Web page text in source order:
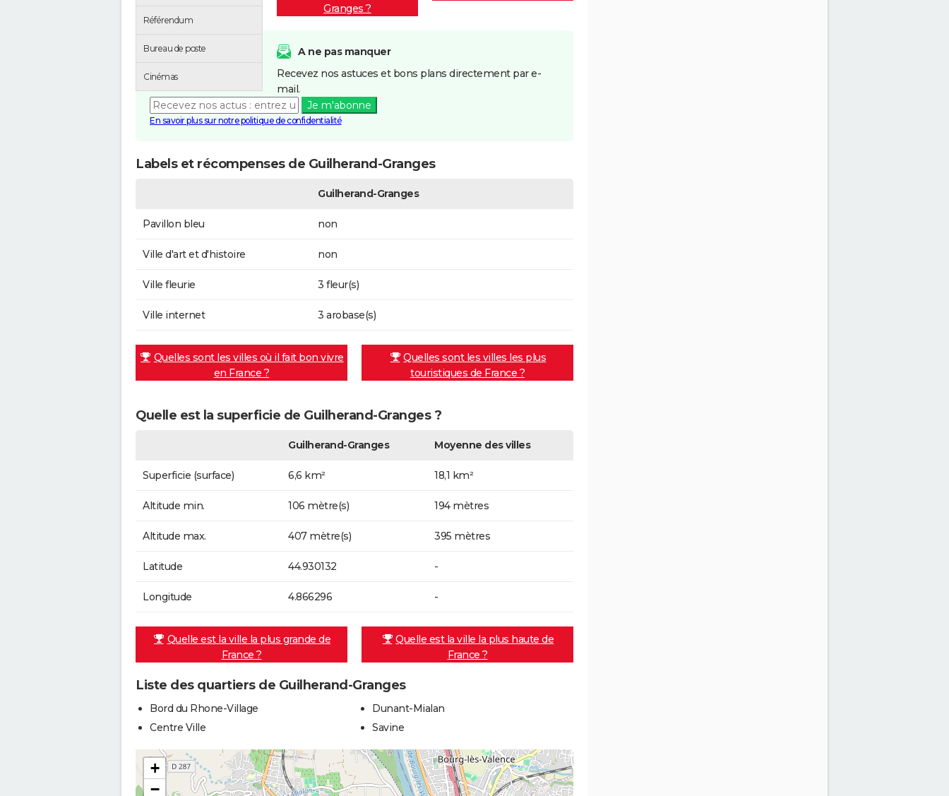
Référendum
Bureau de poste
Cinémas
Granges ?
A ne pas manquer
Recevez nos astuces et bons plans directement par e-
mail.
Je m'abonne
En savoir plus sur notre politique de confidentialité
Labels et récompenses de Guilherand-Granges
Guilherand-Granges
Pavillon bleu non
Ville d'art et d'histoire non
Ville fleurie 3 fleur(s)
Ville internet 3 arobase(s)
Quelles sont les villes où il fait bon vivre
en France ?
Quelles sont les villes les plus
touristiques de France ?
Quelle est la superficie de Guilherand-Granges ?
Guilherand-Granges Moyenne des villes
Superficie (surface) 6,6 km² 18,1 km²
Altitude min. 106 mètre(s) 194 mètres
Altitude max. 407 mètre(s) 395 mètres
Latitude 44.930132 -
Longitude 4.866296 -
Quelle est la ville la plus grande de
France ?
Quelle est la ville la plus haute de
France ?
Liste des quartiers de Guilherand-Granges
Bord du Rhone-Village
Centre Ville
Dunant-Mialan
Savine
+
−